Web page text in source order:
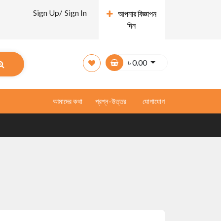
Sign Up/ Sign In
আপনার বিজ্ঞাপন
দিন
৳0.00
আমাদের কথা প্রশ্ন-উত্তর যোগাযোগ